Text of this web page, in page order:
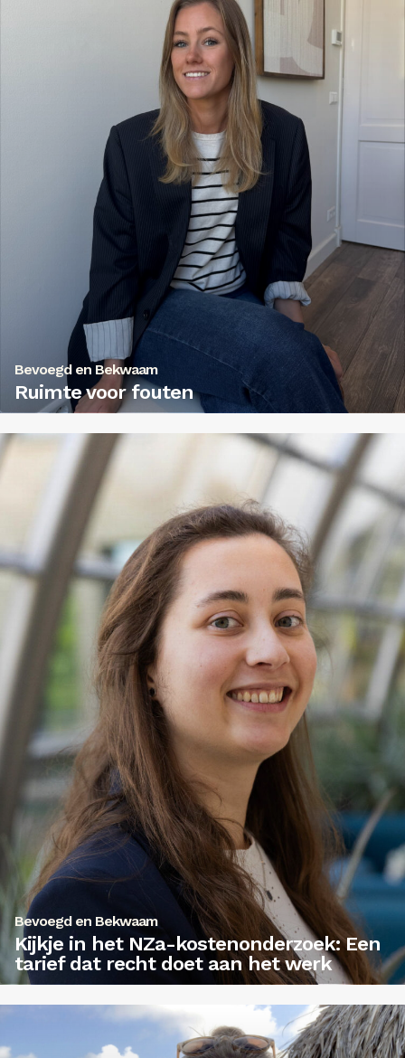
Bevoegd en Bekwaam
Ruimte voor fouten
Bevoegd en Bekwaam
Kijkje in het NZa-kostenonderzoek: Een
tarief dat recht doet aan het werk